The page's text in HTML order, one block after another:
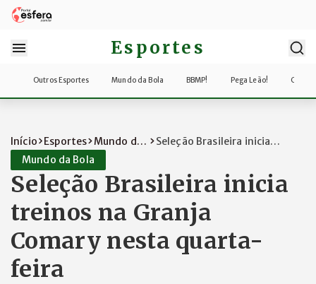
Esportes
Outros Esportes Mundo da Bola BBMP! Pega Leão! Copa
Início Esportes Mundo da
Bola
Seleção Brasileira inicia
Mundo da Bola
Seleção Brasileira inicia
treinos na Granja
Comary nesta quarta-
feira